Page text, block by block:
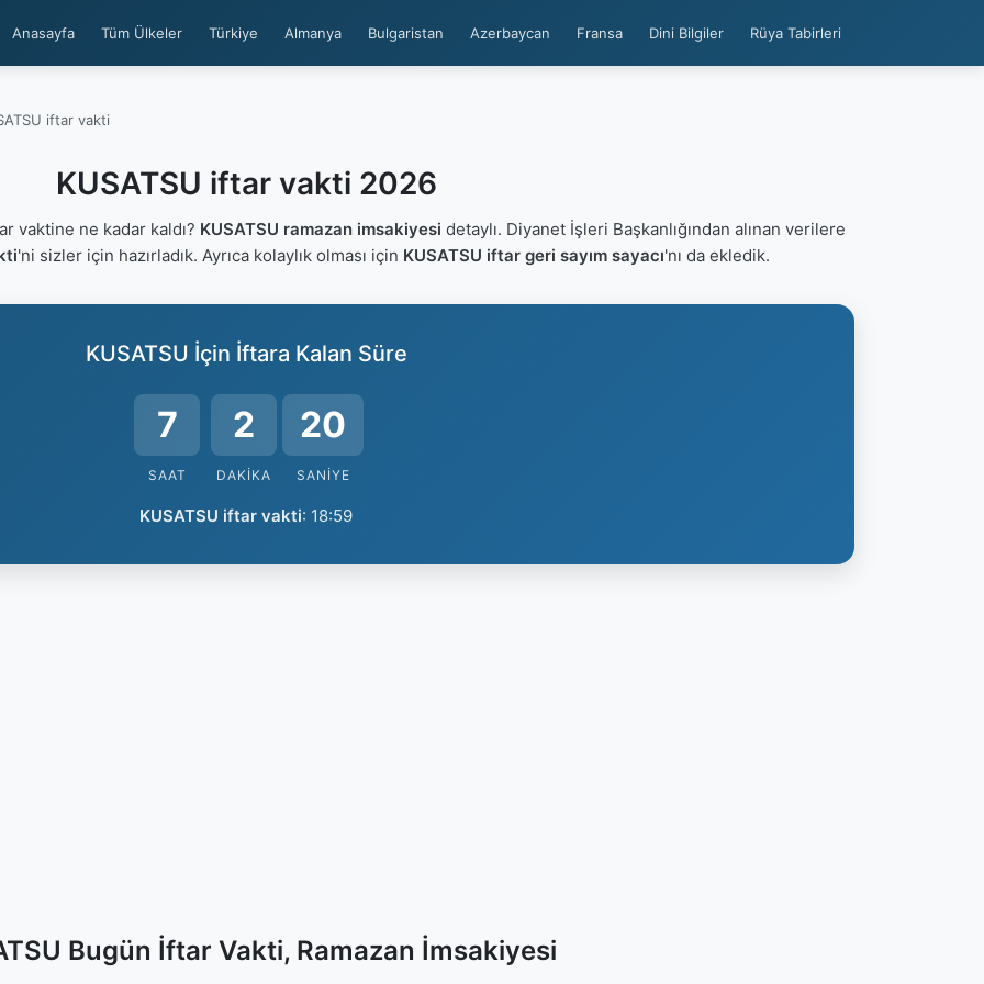
Anasayfa Tüm Ülkeler Türkiye Almanya Bulgaristan Azerbaycan Fransa Dini Bilgiler Rüya Tabirleri
iftar vakti
KUSATSU iftar vakti 2026
vaktine ne kadar kaldı? KUSATSU ramazan imsakiyesi detaylı. Diyanet İşleri Başkanlığından alınan verilere
'ni sizler için hazırladık. Ayrıca kolaylık olması için KUSATSU iftar geri sayım sayacı'nı da ekledik.
KUSATSU İçin İftara Kalan Süre
7
SAAT
2
DAKIKA
19
SANIYE
KUSATSU iftar vakti: 18:59
Bugün İftar Vakti, Ramazan İmsakiyesi